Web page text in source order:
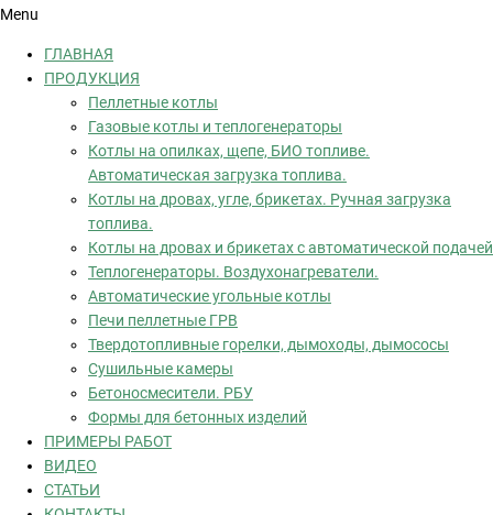
Menu
ГЛАВНАЯ
ПРОДУКЦИЯ
Пеллетные котлы
Газовые котлы и теплогенераторы
Котлы на опилках, щепе, БИО топливе.
Автоматическая загрузка топлива.
Котлы на дровах, угле, брикетах. Ручная загрузка
топлива.
Котлы на дровах и брикетах с автоматической подачей
Теплогенераторы. Воздухонагреватели.
Автоматические угольные котлы
Печи пеллетные ГРВ
Твердотопливные горелки, дымоходы, дымососы
Сушильные камеры
Бетоносмесители. РБУ
Формы для бетонных изделий
ПРИМЕРЫ РАБОТ
ВИДЕО
СТАТЬИ